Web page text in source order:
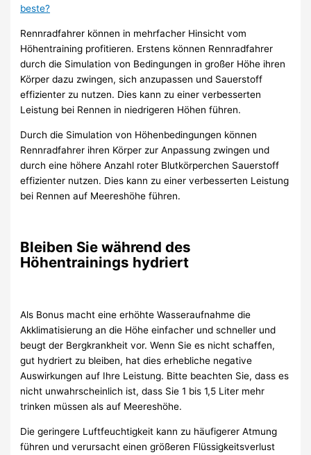
beste?
Rennradfahrer können in mehrfacher Hinsicht vom
Höhentraining profitieren. Erstens können Rennradfahrer
durch die Simulation von Bedingungen in großer Höhe ihren
Körper dazu zwingen, sich anzupassen und Sauerstoff
effizienter zu nutzen. Dies kann zu einer verbesserten
Leistung bei Rennen in niedrigeren Höhen führen.
Durch die Simulation von Höhenbedingungen können
Rennradfahrer ihren Körper zur Anpassung zwingen und
durch eine höhere Anzahl roter Blutkörperchen Sauerstoff
effizienter nutzen. Dies kann zu einer verbesserten Leistung
bei Rennen auf Meereshöhe führen.
Bleiben Sie während des
Höhentrainings hydriert
Als Bonus macht eine erhöhte Wasseraufnahme die
Akklimatisierung an die Höhe einfacher und schneller und
beugt der Bergkrankheit vor. Wenn Sie es nicht schaffen,
gut hydriert zu bleiben, hat dies erhebliche negative
Auswirkungen auf Ihre Leistung. Bitte beachten Sie, dass es
nicht unwahrscheinlich ist, dass Sie 1 bis 1,5 Liter mehr
trinken müssen als auf Meereshöhe.
Die geringere Luftfeuchtigkeit kann zu häufigerer Atmung
führen und verursacht einen größeren Flüssigkeitsverlust